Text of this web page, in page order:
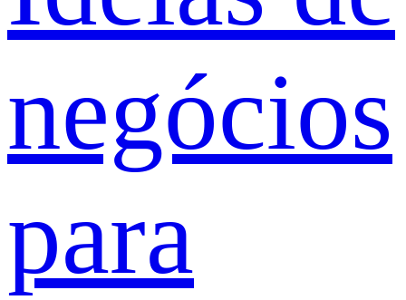
negócios
para